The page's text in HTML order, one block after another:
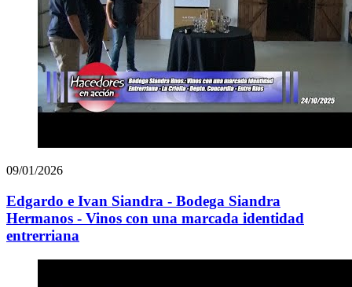
09/01/2026
Edgardo e Ivan Siandra - Bodega Siandra
Hermanos - Vinos con una marcada identidad
entrerriana